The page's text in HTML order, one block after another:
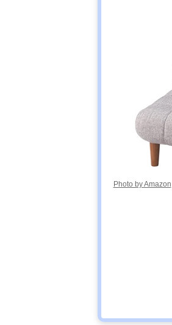
Photo by Amazon